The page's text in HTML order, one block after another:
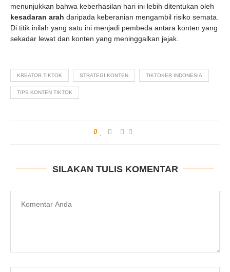
menunjukkan bahwa keberhasilan hari ini lebih ditentukan oleh
kesadaran arah daripada keberanian mengambil risiko semata.
Di titik inilah yang satu ini menjadi pembeda antara konten yang
sekadar lewat dan konten yang meninggalkan jejak.
KREATOR TIKTOK STRATEGI KONTEN TIKTOKER INDONESIA
TIPS KONTEN TIKTOK
0
SILAKAN TULIS KOMENTAR